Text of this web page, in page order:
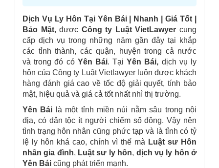
Dịch Vụ Ly Hôn Tại Yên Bái| Nhanh | Giá Tốt |
Bảo Mật, được Công ty LuậtVietLawyer cung
cấp dịch vụ trong những năm gần đây tại khắp
các tỉnh thành, các quận, huyện trong cả nước
và trong đó có Yên Bái. TạiYên Bái, dịch vụ ly
hôn của Công ty Luật Vietlawyer luôn được khách
hàng đánh giá cao về tốc độ giải quyết, tính bảo
mật, hiệu quả và giá cả tốt nhất nhì thị trường.
Yên Bái
là một tỉnh miền núi nằm sâu trong nội
địa, có dân tộc ít người chiếm số đông. Vậy nên
tình trạng hôn nhân cũng phức tạp và là tỉnh có tỷ
lệ ly hôn khá cao, chính vì thế mà Luật sư Hôn
nhân gia đình, Luật sư ly hôn, dịch vụ ly hôn ở
Yên Bái cũng phát triển mạnh.